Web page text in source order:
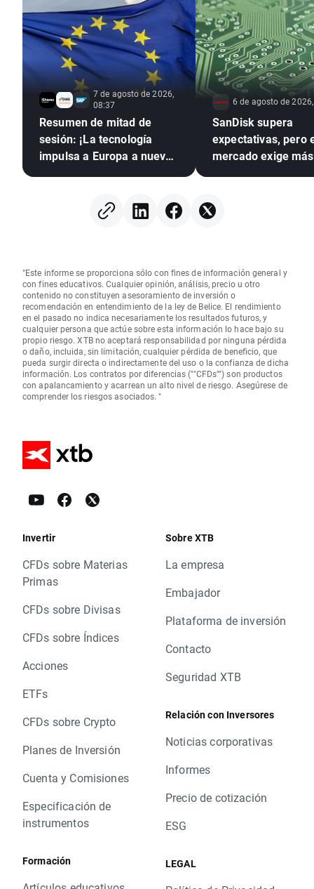
7 de agosto de 2026,
08:37
Resumen de mitad de
sesión: ¡La tecnología
impulsa a Europa a nuevos
6 de agosto de
SanDisk supera
expectativas, pero
mercado exige más
"Este informe se proporciona sólo con fines de información general y
con fines educativos. Cualquier opinión, análisis, precio u otro
contenido no constituyen asesoramiento de inversión o
recomendación en entendimiento de la ley de Belice. El rendimiento
en el pasado no indica necesariamente los resultados futuros, y
cualquier persona que actúe sobre esta información lo hace bajo su
propio riesgo. XTB no aceptará responsabilidad por ninguna pérdida
o daño, incluida, sin limitación, cualquier pérdida de beneficio, que
pueda surgir directa o indirectamente del uso o la confianza de dicha
información. Los contratos por diferencias (""CFDs"") son productos
con apalancamiento y acarrean un alto nivel de riesgo. Asegúrese de
comprender los riesgos asociados. "
Invertir
CFDs sobre Materias
Primas
CFDs sobre Divisas
CFDs sobre Índices
Acciones
ETFs
CFDs sobre Crypto
Planes de Inversión
Cuenta y Comisiones
Especificación de
instrumentos
Formación
Sobre XTB
La empresa
Embajador
Plataforma de inversión
Contacto
Seguridad XTB
Relación con Inversores
Noticias corporativas
Informes
Precio de cotización
ESG
LEGAL